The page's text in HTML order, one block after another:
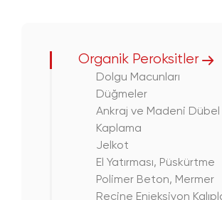
Organik Peroksitler
Dolgu Macunları
Düğmeler
Ankraj ve Madeni Dübel
Kaplama
Jelkot
El Yatırması, Püskürtme
Polimer Beton, Mermer
Reçine Enjeksiyon